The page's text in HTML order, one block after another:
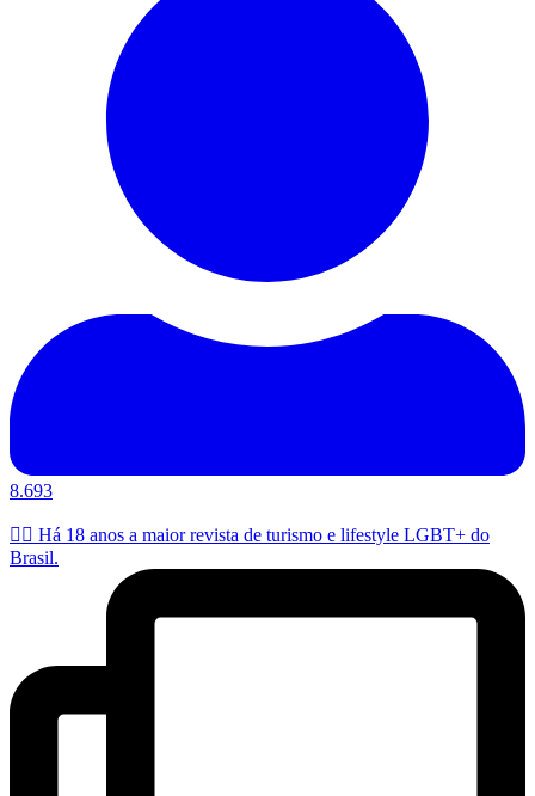
8.693
🏳️‍🌈 Há 18 anos a maior revista de turismo e lifestyle LGBT+ do
Brasil.